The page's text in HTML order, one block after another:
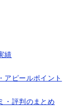
績
アピールポイント
・評判のまとめ